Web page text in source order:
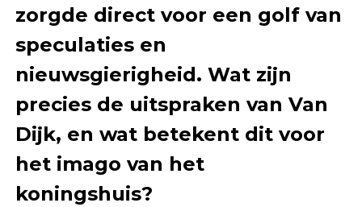
zorgde direct voor een golf van
speculaties en
nieuwsgierigheid. Wat zijn
precies de uitspraken van Van
Dijk, en wat betekent dit voor
het imago van het
koningshuis?